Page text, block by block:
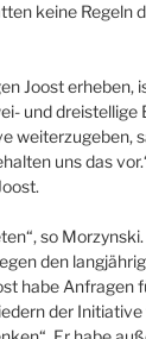
keine Regeln
Joost erheben,
und dreistellige
weiterzugeben,
uns das
so
den
habe Anfragen
der